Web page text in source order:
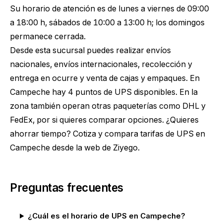
Su horario de atención es de lunes a viernes de 09:00
a 18:00 h, sábados de 10:00 a 13:00 h; los domingos
permanece cerrada.
Desde esta sucursal puedes realizar envíos
nacionales, envíos internacionales, recolección y
entrega en ocurre y venta de cajas y empaques. En
Campeche hay 4 puntos de UPS disponibles. En la
zona también operan otras paqueterías como DHL y
FedEx, por si quieres comparar opciones. ¿Quieres
ahorrar tiempo? Cotiza y compara tarifas de UPS en
Campeche desde la web de Ziyego.
Preguntas frecuentes
¿Cuál es el horario de UPS en Campeche?